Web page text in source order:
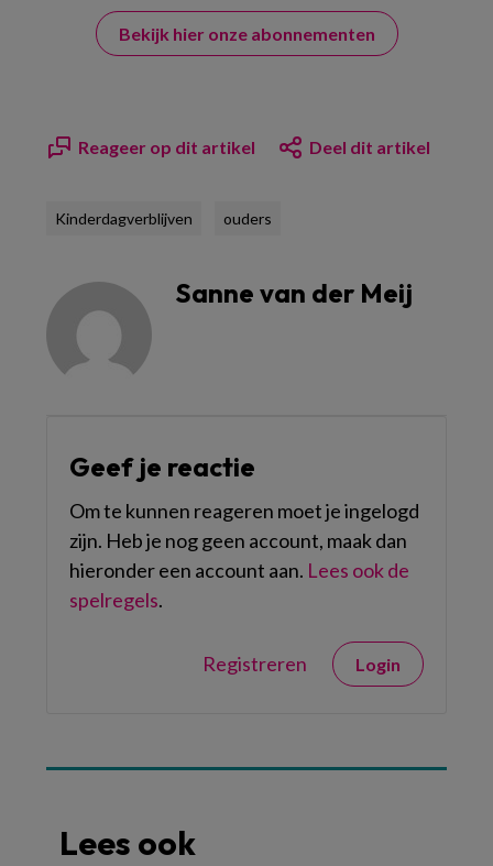
Bekijk hier onze abonnementen
Reageer op dit artikel Deel dit artikel
Kinderdagverblijven ouders
Sanne van der Meij
Geef je reactie
Om te kunnen reageren moet je ingelogd
zijn. Heb je nog geen account, maak dan
hieronder een account aan. Lees ook de
spelregels.
Registreren Login
Lees ook